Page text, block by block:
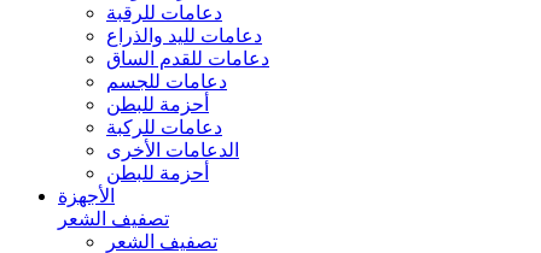
دعامات للرقبة
دعامات لليد والذراع
دعامات للقدم الساق
دعامات للجسم
أحزمة للبطن
دعامات للركبة
الدعامات الأخرى
أحزمة للبطن
الأجهزة
تصفيف الشعر
تصفيف الشعر